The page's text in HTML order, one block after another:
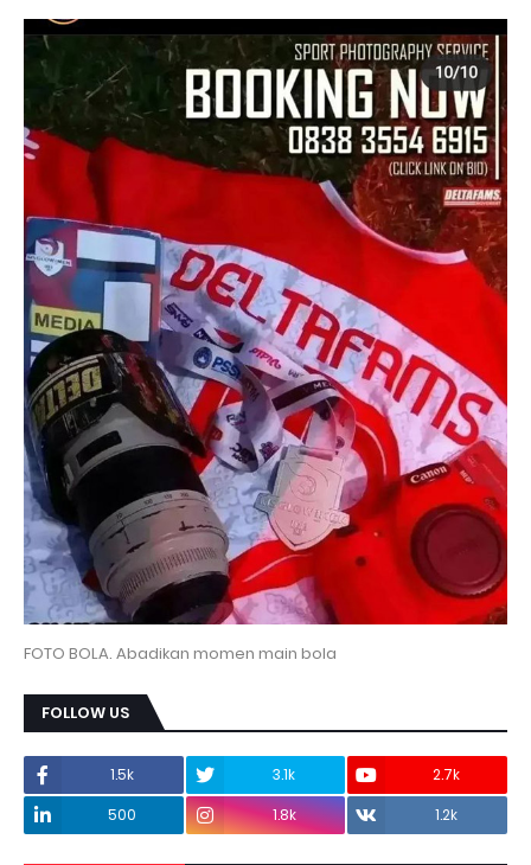
FOTO BOLA. Abadikan momen main bola
FOLLOW US
1.5k 3.1k
2.7k
500
1.8k 1.2k